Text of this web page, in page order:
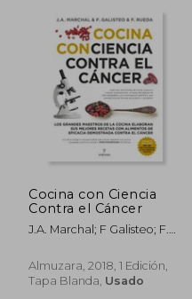
dcto. 13,30 €
Cocina con Ciencia
Contra el Cáncer
J.A. Marchal; F Galisteo; F.
Almuzara, 2018, 1 Edición,
Tapa Blanda, Usado